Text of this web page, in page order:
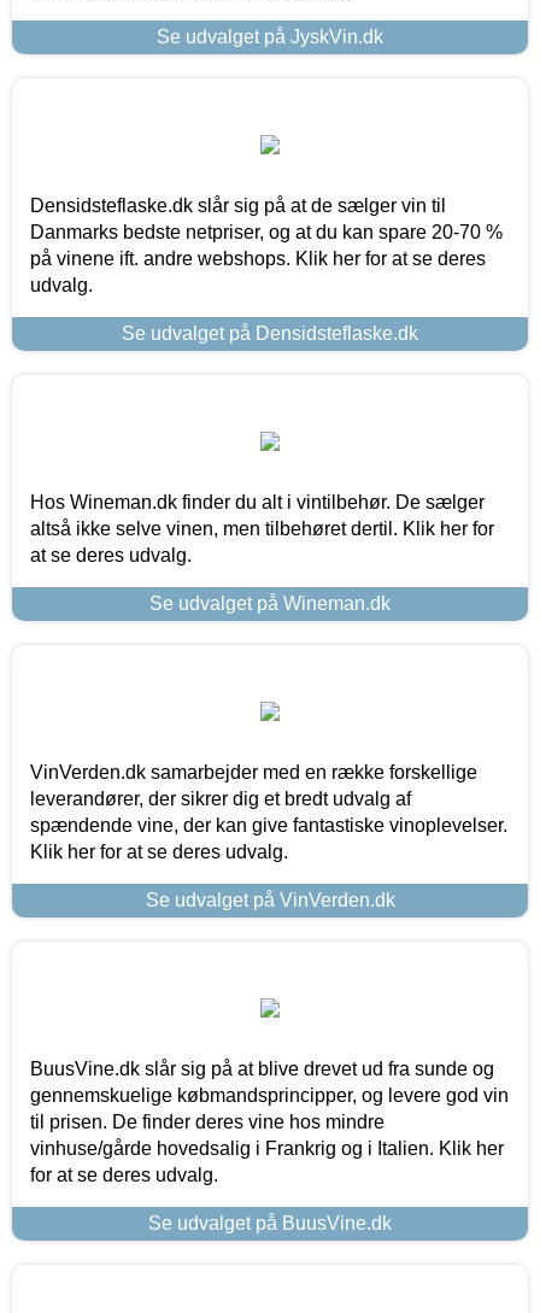
Se udvalget på JyskVin.dk
Densidsteflaske.dk slår sig på at de sælger vin til
Danmarks bedste netpriser, og at du kan spare 20-70 %
på vinene ift. andre webshops. Klik her for at se deres
udvalg.
Se udvalget på Densidsteflaske.dk
Hos Wineman.dk finder du alt i vintilbehør. De sælger
altså ikke selve vinen, men tilbehøret dertil. Klik her for
at se deres udvalg.
Se udvalget på Wineman.dk
VinVerden.dk samarbejder med en række forskellige
leverandører, der sikrer dig et bredt udvalg af
spændende vine, der kan give fantastiske vinoplevelser.
Klik her for at se deres udvalg.
Se udvalget på VinVerden.dk
BuusVine.dk slår sig på at blive drevet ud fra sunde og
gennemskuelige købmandsprincipper, og levere god vin
til prisen. De finder deres vine hos mindre
vinhuse/gårde hovedsalig i Frankrig og i Italien. Klik her
for at se deres udvalg.
Se udvalget på BuusVine.dk